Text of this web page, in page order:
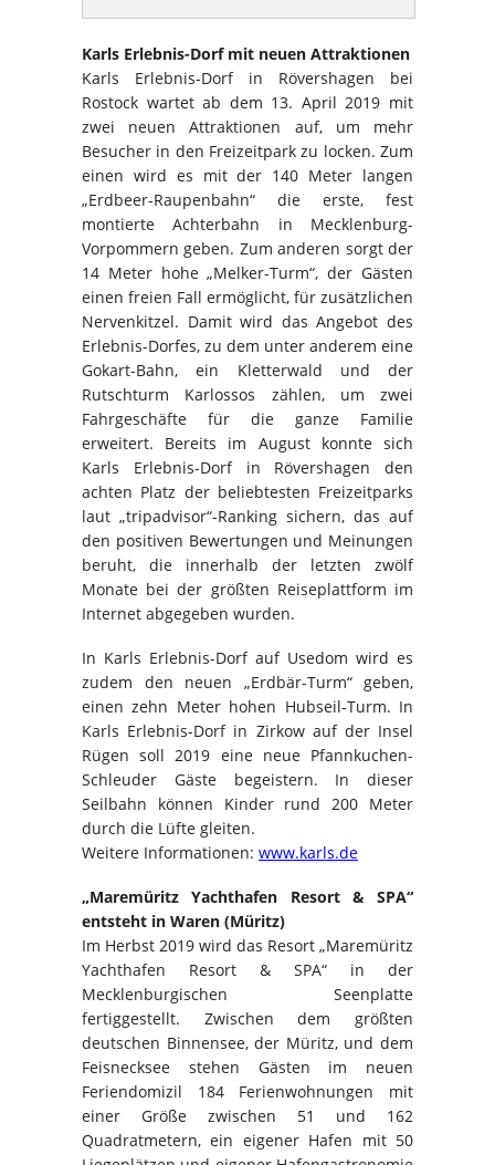
Karls Erlebnis-Dorf mit neuen Attraktionen
Karls Erlebnis-Dorf in Rövershagen bei
Rostock wartet ab dem 13. April 2019 mit
zwei neuen Attraktionen auf, um mehr
Besucher in den Freizeitpark zu locken. Zum
einen wird es mit der 140 Meter langen
„Erdbeer-Raupenbahn“ die erste, fest
montierte Achterbahn in Mecklenburg-
Vorpommern geben. Zum anderen sorgt der
14 Meter hohe „Melker-Turm“, der Gästen
einen freien Fall ermöglicht, für zusätzlichen
Nervenkitzel. Damit wird das Angebot des
Erlebnis-Dorfes, zu dem unter anderem eine
Gokart-Bahn, ein Kletterwald und der
Rutschturm Karlossos zählen, um zwei
Fahrgeschäfte für die ganze Familie
erweitert. Bereits im August konnte sich
Karls Erlebnis-Dorf in Rövershagen den
achten Platz der beliebtesten Freizeitparks
laut „tripadvisor“-Ranking sichern, das auf
den positiven Bewertungen und Meinungen
beruht, die innerhalb der letzten zwölf
Monate bei der größten Reiseplattform im
Internet abgegeben wurden.
In Karls Erlebnis-Dorf auf Usedom wird es
zudem den neuen „Erdbär-Turm“ geben,
einen zehn Meter hohen Hubseil-Turm. In
Karls Erlebnis-Dorf in Zirkow auf der Insel
Rügen soll 2019 eine neue Pfannkuchen-
Schleuder Gäste begeistern. In dieser
Seilbahn können Kinder rund 200 Meter
durch die Lüfte gleiten.
Weitere Informationen: www.karls.de
„Maremüritz Yachthafen Resort & SPA“
entsteht in Waren (Müritz)
Im Herbst 2019 wird das Resort „Maremüritz
Yachthafen Resort & SPA“ in der
Mecklenburgischen Seenplatte
fertiggestellt. Zwischen dem größten
deutschen Binnensee, der Müritz, und dem
Feisnecksee stehen Gästen im neuen
Feriendomizil 184 Ferienwohnungen mit
einer Größe zwischen 51 und 162
Quadratmetern, ein eigener Hafen mit 50